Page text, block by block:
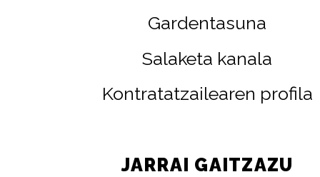
Gardentasuna
Salaketa kanala
Kontratatzailearen profila
JARRAI GAITZAZU